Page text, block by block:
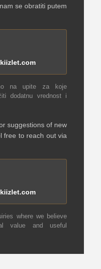
se obratiti putem
na upite za koje
dodatnu vrednost i
suggestions of new
free to reach out via
where we believe
value and useful